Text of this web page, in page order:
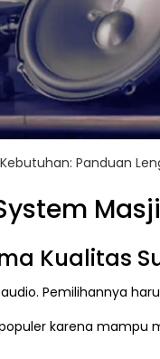
Panduan
Kualitas
Pemilihannya
karena mampu